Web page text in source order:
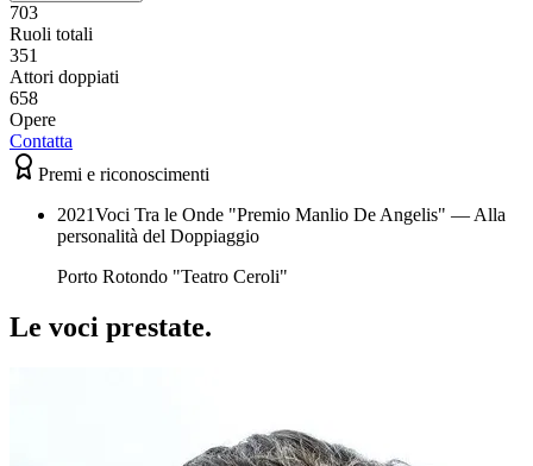
703
Ruoli totali
351
Attori doppiati
658
Opere
Contatta
Premi e riconoscimenti
2021Voci Tra le Onde "Premio Manlio De Angelis" — Alla
personalità del Doppiaggio
Porto Rotondo "Teatro Ceroli"
Le voci prestate.